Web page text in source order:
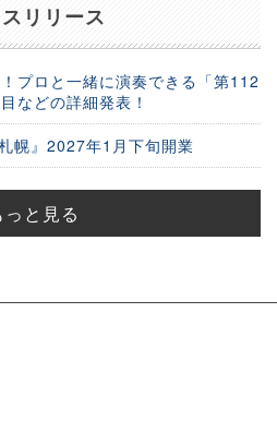
リリース
プロと一緒に演奏できる「第112
などの詳細発表！
幌』2027年1月下旬開業
っと見る